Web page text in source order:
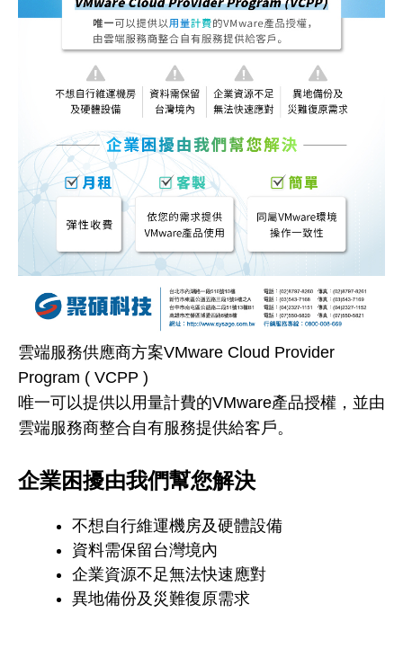
雲端服務供應商方案VMware Cloud Provider
Program ( VCPP )
唯一可以提供以用量計費的VMware產品授權，並由
雲端服務商整合自有服務提供給客戶。
企業困擾由我們幫您解決
不想自行維運機房及硬體設備
資料需保留台灣境內
企業資源不足無法快速應對
異地備份及災難復原需求